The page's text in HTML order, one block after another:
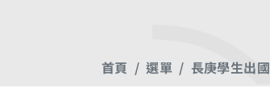
首頁 選單 長庚學生出國